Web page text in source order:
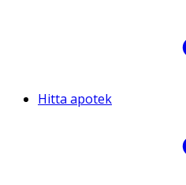
Hitta apotek